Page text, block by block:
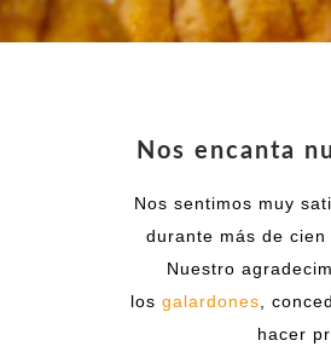
Nos encanta
Nos sentimos muy
durante más de
Nuestro
los galardones ,
hacer